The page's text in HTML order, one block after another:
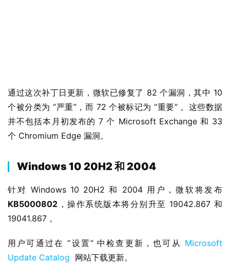
通过这次补丁日更新，微软已修复了 82 个漏洞，其中 10
个被分类为 “严重”，而 72 个被标记为 “重要” 。这些数据
并不包括本月初发布的 7 个 Microsoft Exchange 和 33
个 Chromium Edge 漏洞。
Windows 10 20H2 和 2004
KB5000802 ，操作系统版本将分别升至 19042.867 和
19041.867 。
用户可通过在 “设置” 中检查更新，也可从 Microsoft
Update Catalog 网站下载更新。